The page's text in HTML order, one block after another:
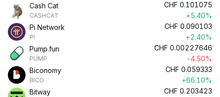
Cash Cat
CASHCAT
CHF 0.101075
+5.40%
Pi Network
PI
CHF 0.090103
+2.40%
Pump.fun
PUMP
CHF 0.00227646
-4.50%
Biconomy
BICO
CHF 0.059333
+66.10%
Bitway
CHF 0.203423